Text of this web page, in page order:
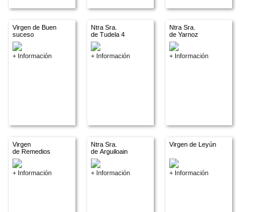
Virgen de Buen
suceso
+ Información
Ntra Sra.
de Tudela 4
+ Información
Ntra Sra.
de Yarnoz
+ Información
Virgen
de Remedios
+ Información
Ntra Sra.
de Arguiloain
+ Información
Virgen de Leyún
+ Información